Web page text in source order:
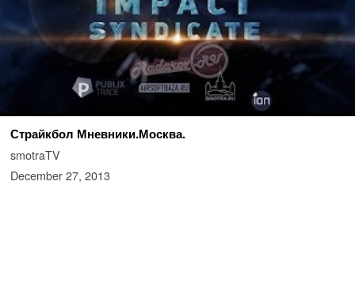
Страйкбол Мневники.Москва.
smotraTV
December 27, 2013